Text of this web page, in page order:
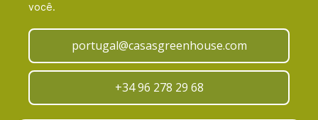
você.
portugal@casasgreenhouse.com
+34 96 278 29 68